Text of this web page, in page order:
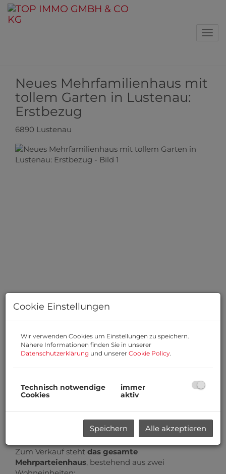
Neues Mehrfamilienhaus mit
tollem Garten in Lustenau:
Erstbezug
6890 Lustenau
Beschreibung
Willkommen zu Ihrem zukünftigen Zuhause –
einem modernen, geplanten Mehrparteienhaus in
der attraktiven Gemeinde Lustenau, Vorarlberg!
Zum Verkauf steht das gesamte
Mehrparteienhaus, bestehend aus zwei
Cookie Einstellungen
Wir verwenden Cookies um Einstellungen zu speichern.
Nähere Informationen finden Sie in unserer
Datenschutzerklärung und unserer Cookie Policy.
Technisch notwendige
Cookies
immer
aktiv
Speichern Alle akzeptieren